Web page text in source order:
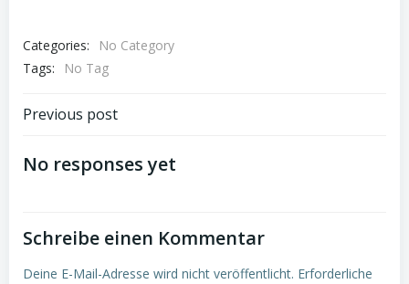
Categories:
No Category
Tags:
No Tag
Post
navigation
Previous post
No responses yet
Schreibe einen Kommentar
Deine E-Mail-Adresse wird nicht veröffentlicht. Erforderliche